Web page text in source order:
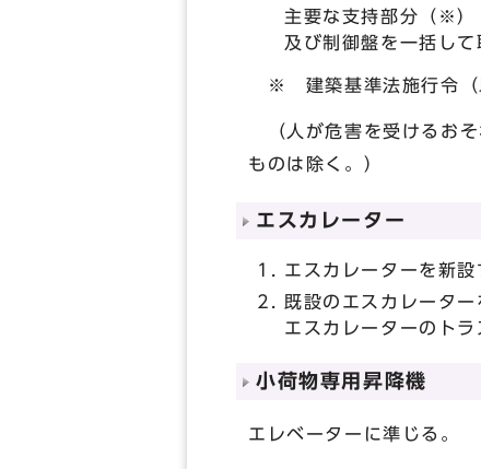
主要な支持部分（※）
及び制御盤を一括し
※ 建築基準法施行令（
（人が危害を受けるお
ものは除く。）
エスカレーター
エスカレーターを新設
既設のエスカレータ
エスカレーターのト
小荷物専用昇降機
エレベーターに準じる。